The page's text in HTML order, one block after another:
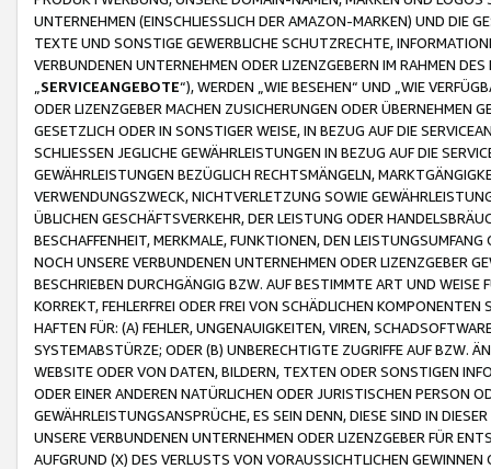
UNTERNEHMEN (EINSCHLIESSLICH DER AMAZON-MARKEN) UND DIE
TEXTE UND SONSTIGE GEWERBLICHE SCHUTZRECHTE,
VERBUNDENEN UNTERNEHMEN ODER LIZENZGEBERN IM RAHMEN
SERVICEANGEBOTE“), WERDEN „WIE BESEHEN“ UND „WIE
ODER LIZENZGEBER MACHEN ZUSICHERUNGEN ODER ÜBERNEHMEN
GESETZLICH ODER IN SONSTIGER WEISE, IN BEZUG AUF DIE
SCHLIESSEN JEGLICHE GEWÄHRLEISTUNGEN IN BEZUG AUF DIE
GEWÄHRLEISTUNGEN BEZÜGLICH RECHTSMÄNGELN,
VERWENDUNGSZWECK, NICHTVERLETZUNG SOWIE
ÜBLICHEN GESCHÄFTSVERKEHR, DER LEISTUNG ODER
BESCHAFFENHEIT, MERKMALE, FUNKTIONEN, DEN
NOCH UNSERE VERBUNDENEN UNTERNEHMEN ODER LIZENZGEBER
BESCHRIEBEN DURCHGÄNGIG BZW. AUF BESTIMMTE ART UND
KORREKT, FEHLERFREI ODER FREI VON SCHÄDLICHEN
HAFTEN FÜR: (A) FEHLER, UNGENAUIGKEITEN, VIREN,
SYSTEMABSTÜRZE; ODER (B) UNBERECHTIGTE ZUGRIFFE AUF BZW.
WEBSITE ODER VON DATEN, BILDERN, TEXTEN ODER SONSTIGEN
ODER EINER ANDEREN NATÜRLICHEN ODER JURISTISCHEN PERSON
GEWÄHRLEISTUNGSANSPRÜCHE, ES SEIN DENN, DIESE SIND IN
UNSERE VERBUNDENEN UNTERNEHMEN ODER LIZENZGEBER FÜR
AUFGRUND (X) DES VERLUSTS VON VORAUSSICHTLICHEN